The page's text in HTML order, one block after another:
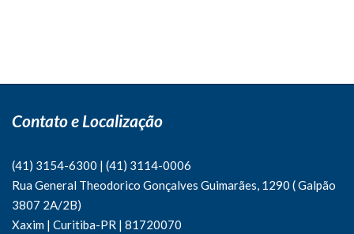
Contato e Localização
(41) 3154-6300 | (41) 3114-0006
Rua General Theodorico Gonçalves Guimarães, 1290 ( Galpão
3807 2A/2B)
Xaxim | Curitiba-PR | 81720070